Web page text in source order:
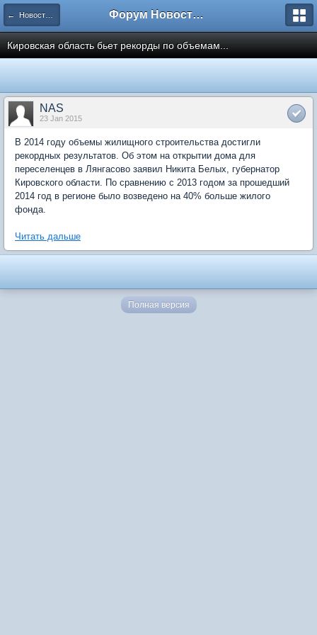
← Новости рынка недвижимости Форум Новостройки
Кировская область бьет рекорды по объемам...
NAS
23 Jan 2015
В 2014 году объемы жилищного строительства достигли
рекордных результатов. Об этом на открытии дома для
переселенцев в Лянгасово заявил Никита Белых, губернатор
Кировского области. По сравнению с 2013 годом за прошедший
2014 год в регионе было возведено на 40% больше жилого
фонда.
Читать дальше
Полная версия